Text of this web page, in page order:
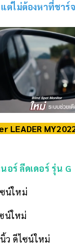
ต่ไม่ต้องหาที่ชาร์จ
LEADER
อร์ ลีดเดอร์ รุ่น G
น์ใหม่
น์ใหม่
ว ดีไซน์ใหม่